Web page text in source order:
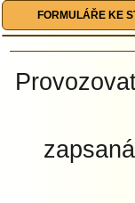
FORMULÁŘE KE